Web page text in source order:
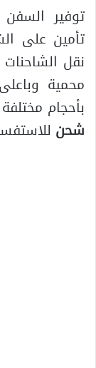
توفير
تأمين على
نقل
محمية
بأحجام
شحن للاستفسار